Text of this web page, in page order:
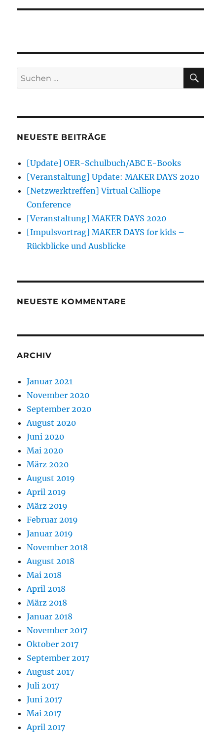
Suchen
nach:
NEUESTE BEITRÄGE
[Update] OER-Schulbuch/ABC E-Books
[Veranstaltung] Update: MAKER DAYS 2020
[Netzwerktreffen] Virtual Calliope
Conference
[Veranstaltung] MAKER DAYS 2020
[Impulsvortrag] MAKER DAYS for kids –
Rückblicke und Ausblicke
NEUESTE KOMMENTARE
ARCHIV
Januar 2021
November 2020
September 2020
August 2020
Juni 2020
Mai 2020
März 2020
August 2019
April 2019
März 2019
Februar 2019
Januar 2019
November 2018
August 2018
Mai 2018
April 2018
März 2018
Januar 2018
November 2017
Oktober 2017
September 2017
August 2017
Juli 2017
Juni 2017
Mai 2017
April 2017